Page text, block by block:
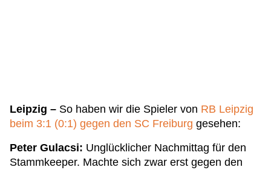
Leipzig – So haben wir die Spieler von RB Leipzig
beim 3:1 (0:1) gegen den SC Freiburg gesehen:
Peter Gulacsi: Unglücklicher Nachmittag für den
Stammkeeper. Machte sich zwar erst gegen den